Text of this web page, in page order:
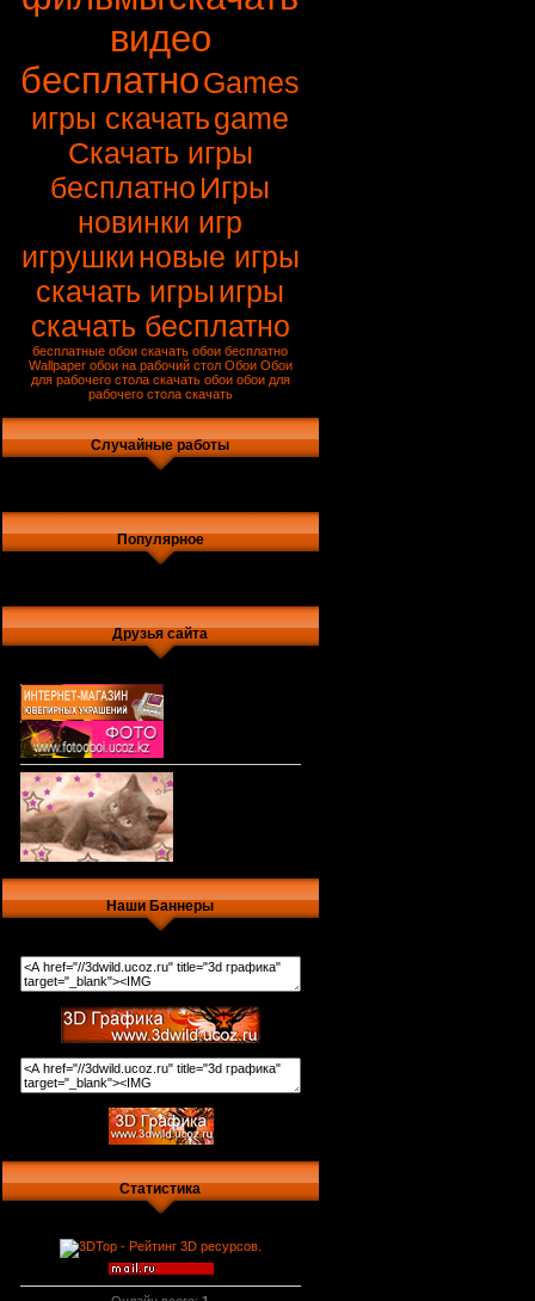
видео
бесплатноGames
игры скачатьgame
Скачать игры
бесплатно Игры
новинки игр
игрушкиновые игры
скачать игрыигры
скачать бесплатно
бесплатные обои скачать обои бесплатно
Wallpaper обои на рабочий стол Обои Обои
для рабочего стола скачать обои обои для
рабочего стола скачать
Случайные работы
Популярное
Друзья сайта
Наши Баннеры
Статистика